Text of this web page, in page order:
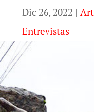
Dic 26, 2022 |
Entrevistas